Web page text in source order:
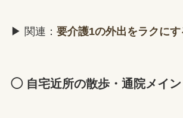
▶ 関連： 要介護1の外出をラクに
◯ 自宅近所の散歩・通院メイン